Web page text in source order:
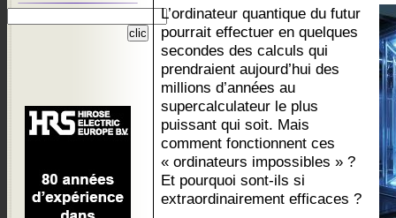
L’ordinateur quantique du futur
pourrait effectuer en quelques
secondes des calculs qui
prendraient aujourd’hui des
millions d’années au
supercalculateur le plus
puissant qui soit. Mais
comment fonctionnent ces
« ordinateurs impossibles » ?
Et pourquoi sont-ils si
extraordinairement efficaces ?